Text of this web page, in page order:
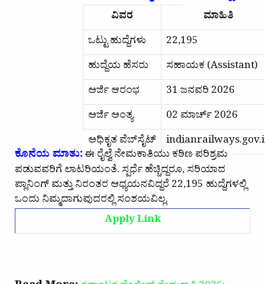
ವಿವರ
ಮಾಹಿತಿ
ಒಟ್ಟು ಹುದ್ದೆಗಳು
22,195
ಹುದ್ದೆಯ ಹೆಸರು
ಸಹಾಯಕ (Assistant)
ಅರ್ಜಿ ಆರಂಭ
31 ಜನವರಿ 2026
ಅರ್ಜಿ ಅಂತ್ಯ
02 ಮಾರ್ಚ್ 2026
ಅಧಿಕೃತ ವೆಬ್‌ಸೈಟ್
ಕೊನೆಯ ಮಾತು:ಈ ರೈಲ್ವೆ ನೇಮಕಾತಿಯು ಕಠಿಣ ಪರಿಶ್ರಮ
ಪಡುವವರಿಗೆ ಲಾಟರಿಯಂತೆ. ಸ್ಪರ್ಧೆ ಹೆಚ್ಚಿದ್ದರೂ, ಸರಿಯಾದ
ಪ್ಲಾನಿಂಗ್ ಮತ್ತು ನಿರಂತರ ಅಧ್ಯಯನವಿದ್ದರೆ 22,195 ಹುದ್ದೆಗಳಲ್ಲಿ
ಒಂದು ನಿಮ್ಮದಾಗುವುದರಲ್ಲಿ ಸಂಶಯವಿಲ್ಲ.
Apply Link